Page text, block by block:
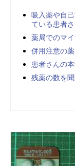
吸入薬や自
ている患者
薬局でのマ
併用注意の
患者さんの
残薬の数を